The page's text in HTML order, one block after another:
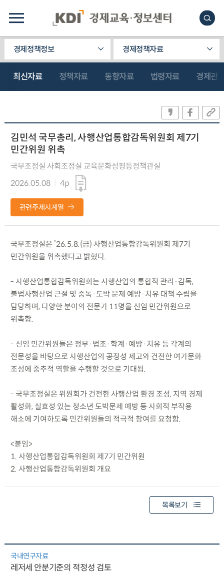
경제정책정보 경제정책자료
최신자료 정책자료 동향자료 법령자료 경제관
김민석 국무총리, 사행산업통합감독위원회 제7기
민간위원 위촉
국무조정실 사회조정실 교육문화성평등정책관실
2026.05.08
4p
관련주제시계열
국무조정실은 ’26.5.8.(금) 사행산업통합감독위원회 제7기
민간위원을 위촉했다고 밝혔다.
- 사행산업통합감독위원회는 사행산업의 통합적 관리·감독,
불법사행산업 근절 및 중독·도박 문제 예방·치유 대책 수립을
담당하며, 다양한 분야의 전문가 11명을 신임 민간위원으로
위촉함.
- 신임 민간위원들은 정부·법조·학계·예방·치유 등 각계의
전문성을 바탕으로 사행산업의 공정성 제고와 건전한 여가문화
조성에 중추적 역할을 수행할 것으로 기대됨.
- 국무조정실은 위원회가 건전한 사행산업 환경 조성, 지역 경제
활성화, 실효성 있는 청소년 도박문제 예방 등 사회적 부작용
해소에 기여하도록 민간위원들의 적극적 참여를 요청함.
<붙임>
1. 사행산업통합감독위원회 제7기 민간위원
2. 사행산업통합감독위원회 개요
목록보기
국내연구자료
레저세 안분기준의 적정성 검토